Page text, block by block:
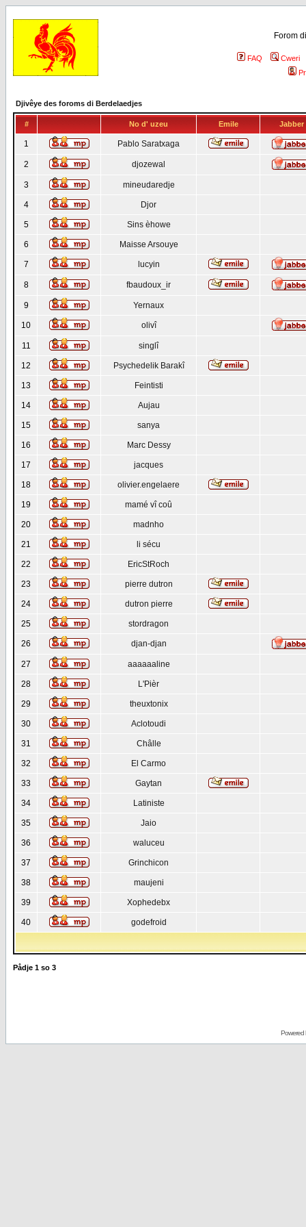
Forom
FAQ
Cweri
Djivêye des foroms di Berdelaedjes
# No d' uzeu Emile Jabber
1 Pablo Saratxaga
2 djozewal
3 mineudaredje
4 Djor
5 Sins èhowe
6 Maisse Arsouye
7 lucyin
8 fbaudoux_ir
9 Yernaux
10 olivî
11 singlî
12 Psychedelik Barakî
13 Feintisti
14 Aujau
15 sanya
16 Marc Dessy
17 jacques
18 olivier.engelaere
19 mamé vî coû
20 madnho
21 li sécu
22 EricStRoch
23 pierre dutron
24 dutron pierre
25 stordragon
26 djan-djan
27 aaaaaaline
28 L'Pièr
29 theuxtonix
30 Aclotoudi
31 Châlle
32 El Carmo
33 Gaytan
34 Latiniste
35 Jaio
36 waluceu
37 Grinchicon
38 maujeni
39 Xophedebx
40 godefroid
Pådje 1 so 3
Powered